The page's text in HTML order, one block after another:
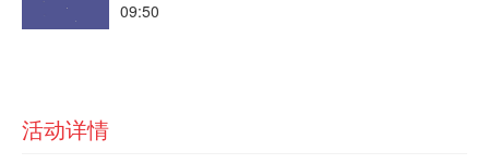
09:50
活动详情